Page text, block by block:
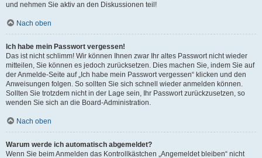
und nehmen Sie aktiv an den Diskussionen teil!
Nach oben
Ich habe mein Passwort vergessen!
Das ist nicht schlimm! Wir können Ihnen zwar Ihr altes Passwort nicht wieder
mitteilen, Sie können es jedoch zurücksetzen. Dies machen Sie, indem Sie auf
der Anmelde-Seite auf „Ich habe mein Passwort vergessen“ klicken und den
Anweisungen folgen. So sollten Sie sich schnell wieder anmelden können.
Sollten Sie trotzdem nicht in der Lage sein, Ihr Passwort zurückzusetzen, so
wenden Sie sich an die Board-Administration.
Nach oben
Warum werde ich automatisch abgemeldet?
Wenn Sie beim Anmelden das Kontrollkästchen „Angemeldet bleiben“ nicht